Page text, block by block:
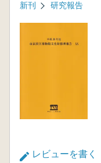
新刊 研究報告
レビューを書く